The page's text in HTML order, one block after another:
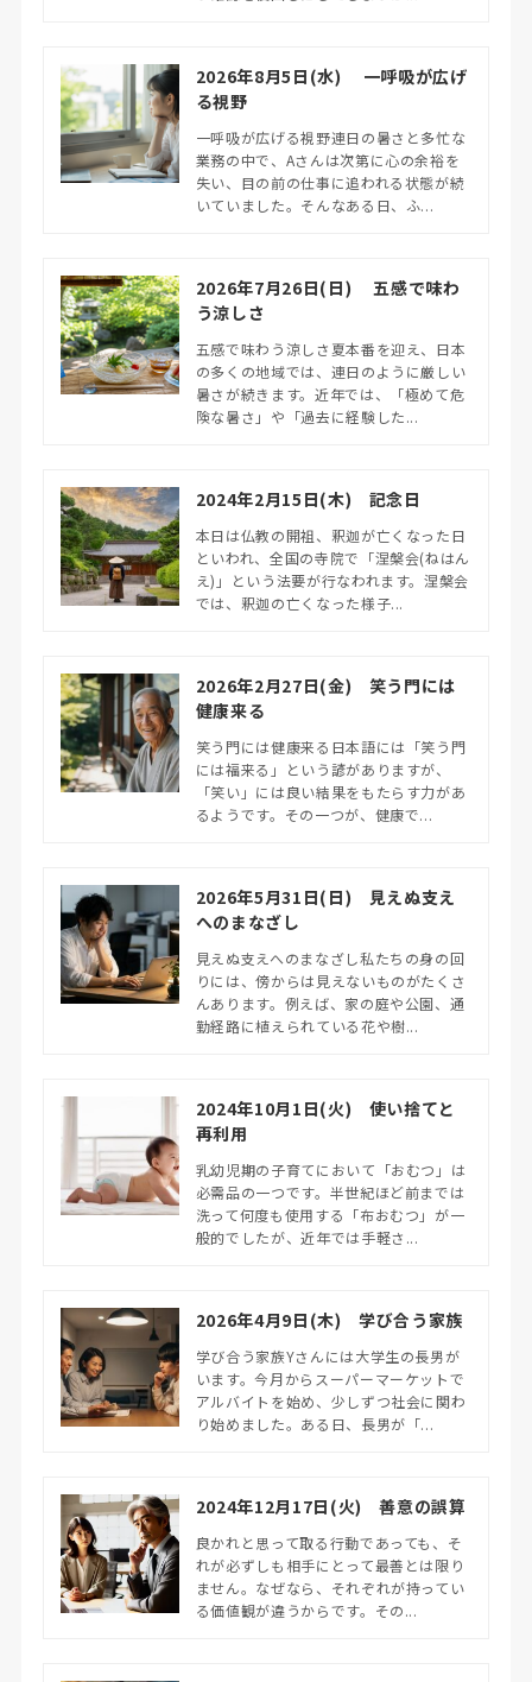
2026年8月5日(水) 一呼吸が広げ
る視野
一呼吸が広げる視野連日の暑さと多忙な
業務の中で、Aさんは次第に心の余裕を
失い、目の前の仕事に追われる状態が続
いていました。そんなある日、ふ...
2026年7月26日(日) 五感で味わ
う涼しさ
五感で味わう涼しさ夏本番を迎え、日本
の多くの地域では、連日のように厳しい
暑さが続きます。近年では、「極めて危
険な暑さ」や「過去に経験した...
2024年2月15日(木) 記念日
本日は仏教の開祖、釈迦が亡くなった日
といわれ、全国の寺院で「涅槃会(ねはん
え)」という法要が行なわれます。涅槃会
では、釈迦の亡くなった様子...
2026年2月27日(金) 笑う門には
健康来る
笑う門には健康来る日本語には「笑う門
には福来る」という諺がありますが、
「笑い」には良い結果をもたらす力があ
るようです。その一つが、健康で...
2026年5月31日(日) 見えぬ支え
へのまなざし
見えぬ支えへのまなざし私たちの身の回
りには、傍からは見えないものがたくさ
んあります。例えば、家の庭や公園、通
勤経路に植えられている花や樹...
2024年10月1日(火) 使い捨てと
再利用
乳幼児期の子育てにおいて「おむつ」は
必需品の一つです。半世紀ほど前までは
洗って何度も使用する「布おむつ」が一
般的でしたが、近年では手軽さ...
2026年4月9日(木) 学び合う家族
学び合う家族Yさんには大学生の長男が
います。今月からスーパーマーケットで
アルバイトを始め、少しずつ社会に関わ
り始めました。ある日、長男が「...
2024年12月17日(火) 善意の誤算
良かれと思って取る行動であっても、そ
れが必ずしも相手にとって最善とは限り
ません。なぜなら、それぞれが持ってい
る価値観が違うからです。その...